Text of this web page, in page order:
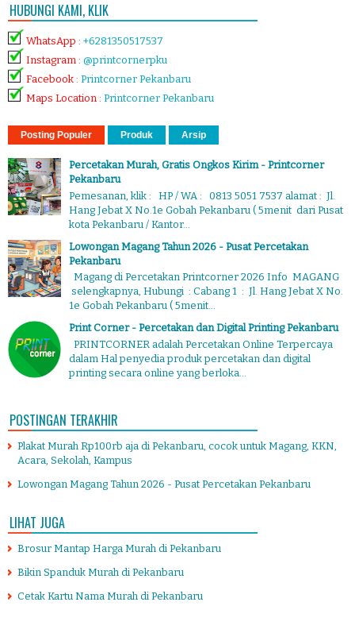
HUBUNGI KAMI, KLIK
WhatsApp : +6281350517537
Instagram : @printcornerpku
Facebook : Printcorner Pekanbaru
Maps Location : Printcorner Pekanbaru
Posting Populer Produk Arsip
Percetakan Murah, Gratis Ongkos Kirim - Printcorner
Pekanbaru
Pemesanan, klik : HP / WA : 0813 5051 7537 alamat : Jl.
Hang Jebat X No.1e Gobah Pekanbaru ( 5menit dari Pusat
kota Pekanbaru / Kantor...
Lowongan Magang Tahun 2026 - Pusat Percetakan
Pekanbaru
Magang di Percetakan Printcorner 2026 Info MAGANG
selengkapnya, Hubungi : Cabang 1 : Jl. Hang Jebat X No.
1e Gobah Pekanbaru ( 5menit...
Print Corner - Percetakan dan Digital Printing Pekanbaru
PRINTCORNER adalah Percetakan Online Terpercaya
dalam Hal penyedia produk percetakan dan digital
printing secara online yang berloka...
POSTINGAN TERAKHIR
Plakat Murah Rp100rb aja di Pekanbaru, cocok untuk Magang, KKN,
Acara, Sekolah, Kampus
Lowongan Magang Tahun 2026 - Pusat Percetakan Pekanbaru
LIHAT JUGA
Brosur Mantap Harga Murah di Pekanbaru
Bikin Spanduk Murah di Pekanbaru
Cetak Kartu Nama Murah di Pekanbaru